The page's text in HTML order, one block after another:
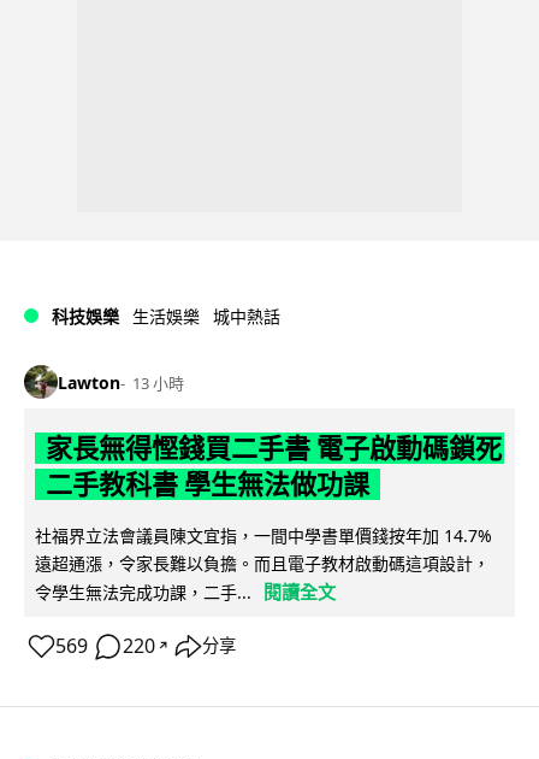
科技娛樂 生活娛樂 城中熱話
Lawton 13 小時
家長無得慳錢買二手書 電子啟動碼鎖死
二手教科書 學生無法做功課
社福界立法會議員陳文宜指，一間中學書單價錢按年加 14.7%
遠超通漲，令家長難以負擔。而且電子教材啟動碼這項設計，
令學生無法完成功課，二手...
閱讀全文
569 220 ↗ 分享